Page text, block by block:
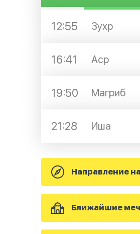
12:55 Зухр
16:41 Аср
19:50 Магриб
21:28 Иша
Направление
Ближайшие